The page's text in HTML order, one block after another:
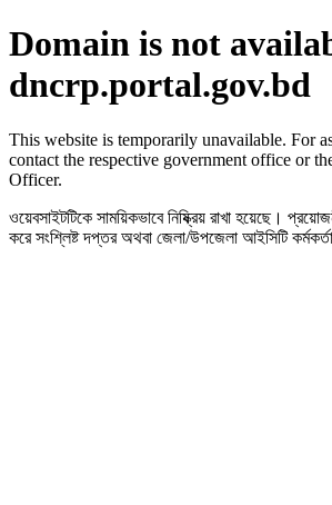
Domain is not
dncrp.portal.gov.bd
This website is temporarily unavailable. For
contact the respective government office or
Officer.
ওয়েবসাইটটিকে সাময়িকভাবে নিষ্ক্রিয় রাখা হয়েছে।
করে সংশ্লিষ্ট দপ্তর অথবা জেলা/উপজেলা আইসিটি